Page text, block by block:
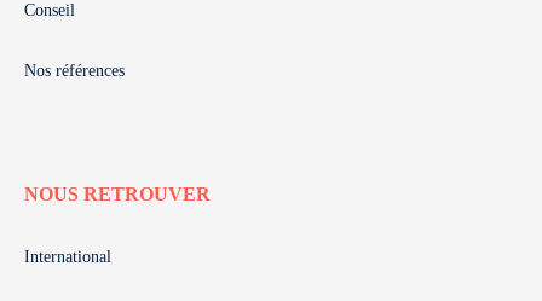
Conseil
Nos références
NOUS RETROUVER
International